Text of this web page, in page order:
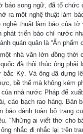
báo song ngữ, đã tổ
ra một nghệ thuật làm
thuật làm báo của
phát triển báo chí nước
quán quân là “Ấn
nhà văn lớn đồng
đã thôi thúc ông
bắc Kỳ. Và ông đã dựng
bề thế mà không kém
nhà nước Pháp để
cáo bạch rao hàng. Bản
báo dành toàn bộ trang
“Những ai viết thơ
nhắc đi nhắc lại trên